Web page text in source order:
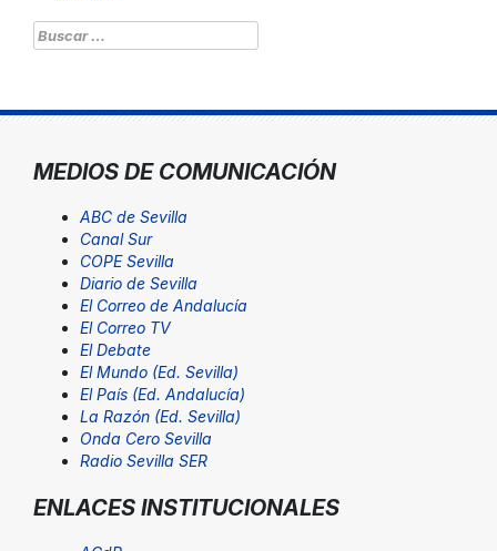
Buscar:
MEDIOS DE COMUNICACIÓN
ABC de Sevilla
Canal Sur
COPE Sevilla
Diario de Sevilla
El Correo de Andalucía
El Correo TV
El Debate
El Mundo (Ed. Sevilla)
El País (Ed. Andalucía)
La Razón (Ed. Sevilla)
Onda Cero Sevilla
Radio Sevilla SER
ENLACES INSTITUCIONALES